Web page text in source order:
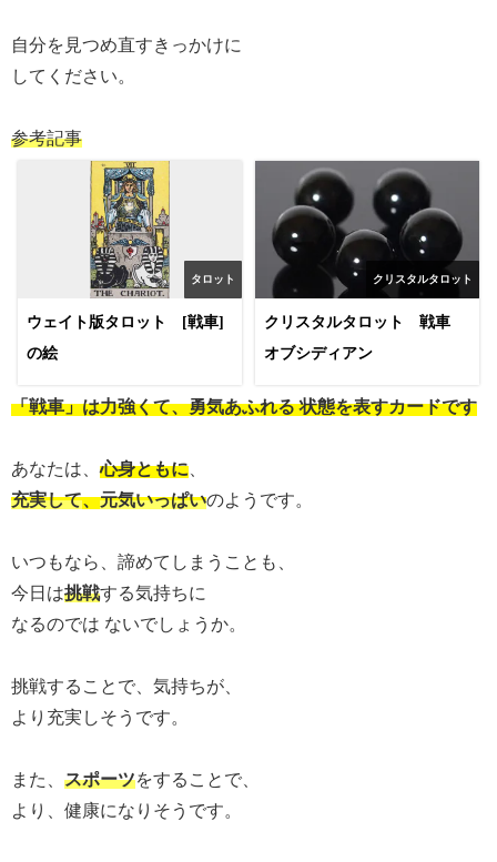
自分を見つめ直すきっかけに
してください。
参考記事
タロット
ウェイト版タロット [戦車]
の絵
クリスタルタロット
クリスタルタロット 戦車
オブシディアン
「戦車」は力強くて、勇気あふれる 状態を表すカードです
あなたは、心身ともに、
充実して、元気いっぱいのようです。
いつもなら、諦めてしまうことも、
今日は挑戦する気持ちに
なるのでは ないでしょうか。
挑戦することで、気持ちが、
より充実しそうです。
また、 スポーツをすることで、
より、健康になりそうです。